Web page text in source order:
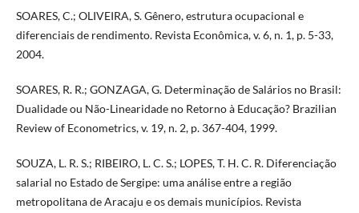
SOARES, C.; OLIVEIRA, S. Gênero, estrutura ocupacional e
diferenciais de rendimento. Revista Econômica, v. 6, n. 1, p. 5-33,
2004.
SOARES, R. R.; GONZAGA, G. Determinação de Salários no Brasil:
Dualidade ou Não-Linearidade no Retorno à Educação? Brazilian
Review of Econometrics, v. 19, n. 2, p. 367-404, 1999.
SOUZA, L. R. S.; RIBEIRO, L. C. S.; LOPES, T. H. C. R. Diferenciação
salarial no Estado de Sergipe: uma análise entre a região
metropolitana de Aracaju e os demais municípios. Revista